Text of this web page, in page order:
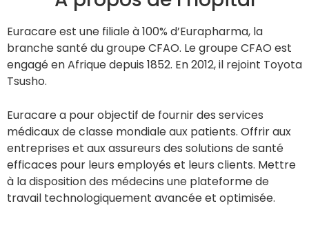
Euracare est une filiale à 100% d’Eurapharma, la
branche santé du groupe CFAO. Le groupe CFAO est
engagé en Afrique depuis 1852. En 2012, il rejoint Toyota
Tsusho.
Euracare a pour objectif de fournir des services
médicaux de classe mondiale aux patients. Offrir aux
entreprises et aux assureurs des solutions de santé
efficaces pour leurs employés et leurs clients. Mettre
à la disposition des médecins une plateforme de
travail technologiquement avancée et optimisée.